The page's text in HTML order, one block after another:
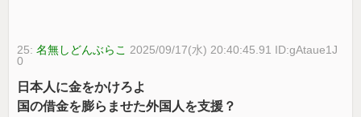
25:名無しどんぶらこ 2025/09/17(水) 20:40:45.91 ID:gAtaue1J
0
日本人に金をかけろよ
国の借金を膨らませた外国人を支援？